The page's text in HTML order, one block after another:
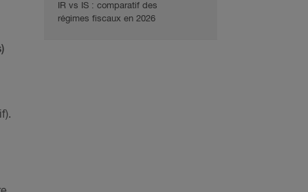
IR vs IS : comparatif des
régimes fiscaux en 2026